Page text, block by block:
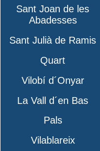
Sant Joan de les
Abadesses
Sant Julià de Ramis
Quart
Vilobí d´Onyar
La Vall d´en Bas
Pals
Vilablareix